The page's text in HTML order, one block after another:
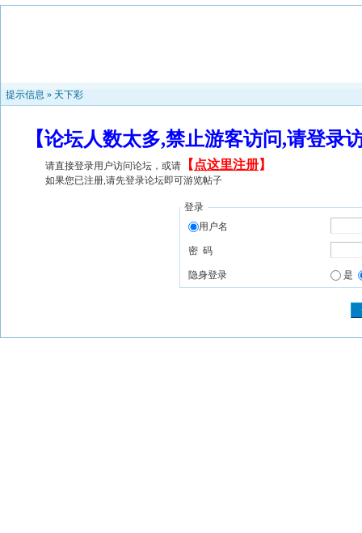
提示信息 » 天下彩
【论坛人数太多,禁止游客访问,请登
请直接登录用户访问论坛，或请 【 点这里注册】
如果您已注册,请先登录论坛即可游览帖子
登录
用户名
密 码
隐身登录 是